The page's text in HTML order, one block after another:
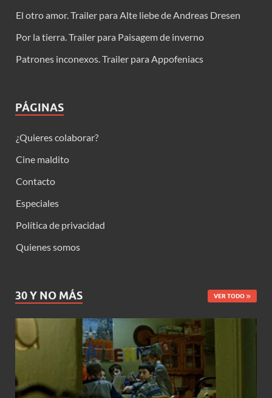
El otro amor. Trailer para Alte liebe de Andreas Dresen
Por la tierra. Trailer para Paisagem de inverno
Patrones inconexos. Trailer para Appofeniacs
PÁGINAS
¿Quieres colaborar?
Cine maldito
Contacto
Especiales
Política de privacidad
Quienes somos
30 Y NO MÁS VER TODO